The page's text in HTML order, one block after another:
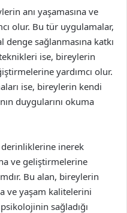
anı yaşamasına ve
olur. Bu tür uygulamalar,
denge sağlanmasına katkı
ise, bireylerin
yardımcı olur.
ise, bireylerin kendi
duygularını okuma
derinliklerine inerek
ve geliştirmelerine
Bu alan, bireylerin
ve yaşam kalitelerini
sağladığı